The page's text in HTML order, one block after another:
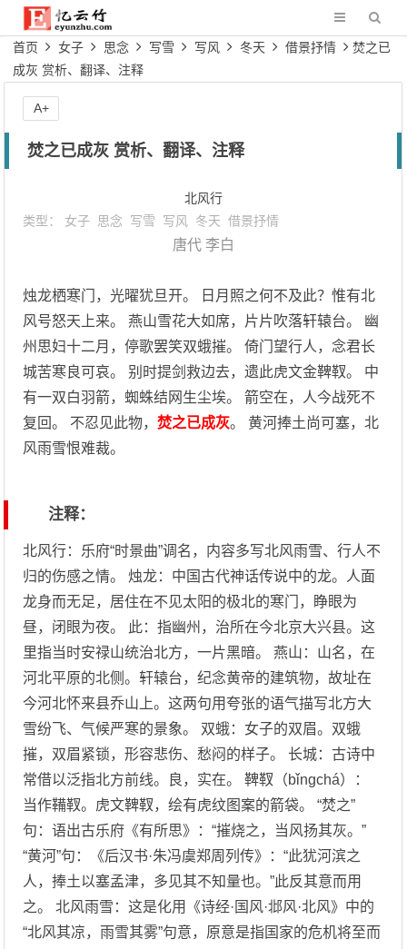
首页 女子 思念 写雪 写风 冬天 借景抒情
焚之已
成灰 赏析、翻译、注释
焚之已成灰 赏析、翻译、注释
北风行
类型： 女子 思念 写雪 写风 冬天 借景抒情
唐代 李白
烛龙栖寒门，光曜犹旦开。 日月照之何不及此？惟有北
风号怒天上来。 燕山雪花大如席，片片吹落轩辕台。 幽
州思妇十二月，停歌罢笑双蛾摧。 倚门望行人，念君长
城苦寒良可哀。 别时提剑救边去，遗此虎文金鞞靫。 中
有一双白羽箭，蜘蛛结网生尘埃。 箭空在，人今战死不
复回。 不忍见此物，焚之已成灰。 黄河捧土尚可塞，北
风雨雪恨难裁。
注释：
北风行：乐府“时景曲”调名，内容多写北风雨雪、行人不
归的伤感之情。 烛龙：中国古代神话传说中的龙。人面
龙身而无足，居住在不见太阳的极北的寒门，睁眼为
昼，闭眼为夜。 此：指幽州，治所在今北京大兴县。这
里指当时安禄山统治北方，一片黑暗。 燕山：山名，在
河北平原的北侧。轩辕台，纪念黄帝的建筑物，故址在
今河北怀来县乔山上。这两句用夸张的语气描写北方大
雪纷飞、气候严寒的景象。 双蛾：女子的双眉。双蛾
摧，双眉紧锁，形容悲伤、愁闷的样子。 长城：古诗中
常借以泛指北方前线。良，实在。 鞞靫（bǐngchá）：
当作鞴靫。虎文鞞靫，绘有虎纹图案的箭袋。 “焚之”
句：语出古乐府《有所思》：“摧烧之，当风扬其灰。”
“黄河”句：《后汉书·朱冯虞郑周列传》：“此犹河滨之
人，捧土以塞孟津，多见其不知量也。”此反其意而用
之。 北风雨雪：这是化用《诗经·国风·邶风·北风》中的
“北风其凉，雨雪其雾”句意，原意是指国家的危机将至而
A+